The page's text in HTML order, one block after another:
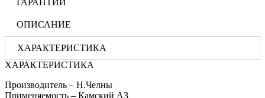
ОПИСАНИЕ
ХАРАКТЕРИСТИКА
ХАРАКТЕРИСТИКА
Производитель – Н.Челны
Применяемость – Камский АЗ